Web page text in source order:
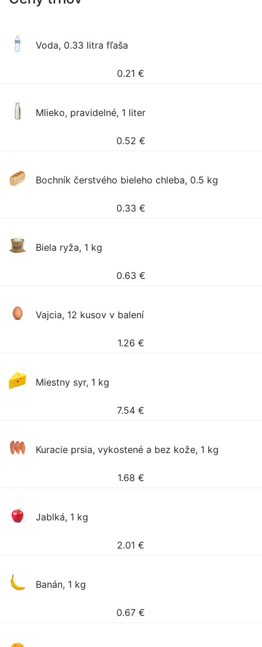
Voda, 0.33 litra fľaša
0.21 €
Mlieko, pravidelné, 1 liter
0.52 €
Bochník čerstvého bieleho chleba, 0.5 kg
0.33 €
Biela ryža, 1 kg
0.63 €
Vajcia, 12 kusov v balení
1.26 €
Miestny syr, 1 kg
7.54 €
Kuracie prsia, vykostené a bez kože, 1 kg
1.68 €
Jablká, 1 kg
2.01 €
Banán, 1 kg
0.67 €